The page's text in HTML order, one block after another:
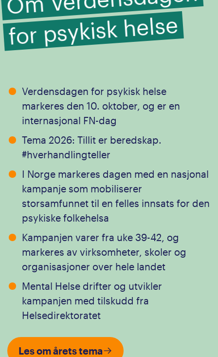
for psykisk helse
Verdensdagen for psykisk helse
markeres den 10. oktober, og er en
internasjonal FN-dag
Tema 2026: Tillit er beredskap.
#hverhandlingteller
I Norge markeres dagen med en nasjonal
kampanje som mobiliserer
storsamfunnet til en felles innsats for den
psykiske folkehelsa
Kampanjen varer fra uke 39-42, og
markeres av virksomheter, skoler og
organisasjoner over hele landet
Mental Helse drifter og utvikler
kampanjen med tilskudd fra
Helsedirektoratet
Les om årets tema